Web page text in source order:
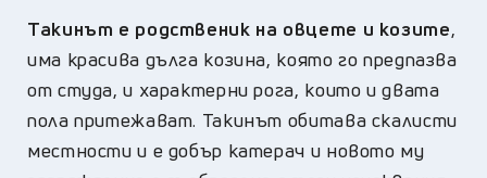
Такинът е родственик на овцете и козите,
има красива дълга козина, която го предпазва
от студа, и характерни рога, които и двата
пола притежават. Такинът обитава скалисти
местности и е добър катерач и новото му